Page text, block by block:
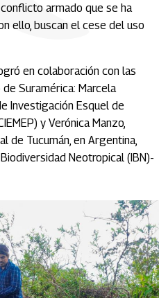
conflicto armado que se ha
ello, buscan el cese del uso
en colaboración con las
Suramérica: Marcela
Investigación Esquel de
y Verónica Manzo,
de Tucumán, en Argentina,
Neotropical (IBN)-